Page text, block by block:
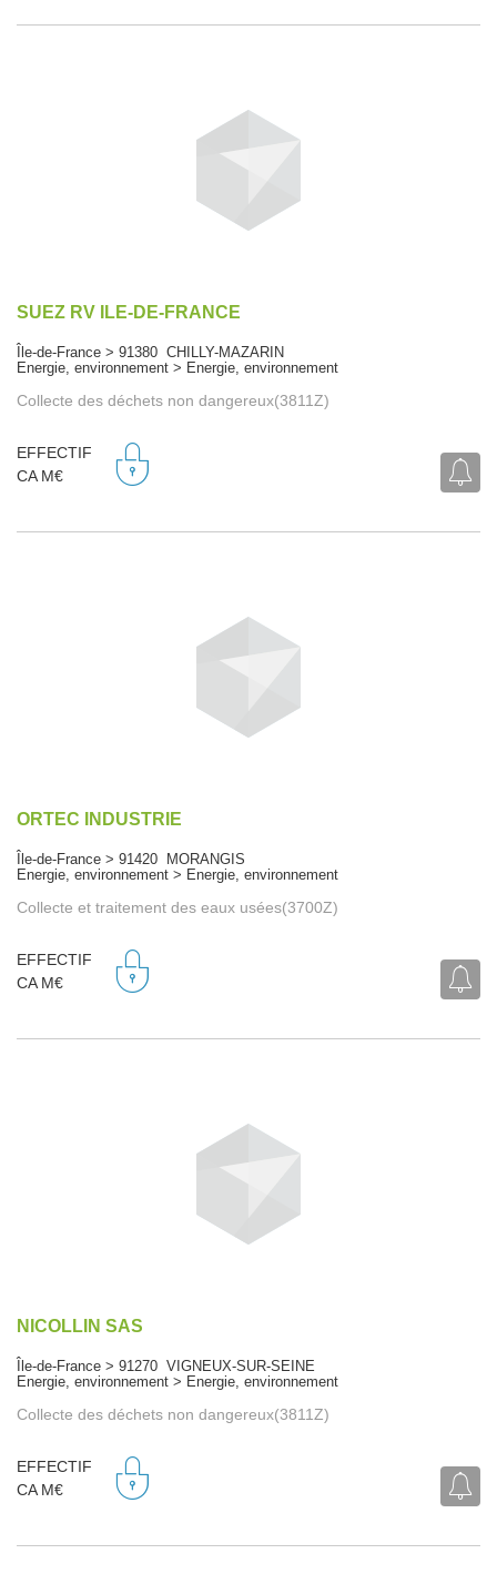
SUEZ RV ILE-DE-FRANCE
Île-de-France > 91380 CHILLY-MAZARIN
Energie, environnement > Energie, environnement
Collecte des déchets non dangereux(3811Z)
EFFECTIF
CA M€
ORTEC INDUSTRIE
Île-de-France > 91420 MORANGIS
Energie, environnement > Energie, environnement
Collecte et traitement des eaux usées(3700Z)
EFFECTIF
CA M€
NICOLLIN SAS
Île-de-France > 91270 VIGNEUX-SUR-SEINE
Energie, environnement > Energie, environnement
Collecte des déchets non dangereux(3811Z)
EFFECTIF
CA M€